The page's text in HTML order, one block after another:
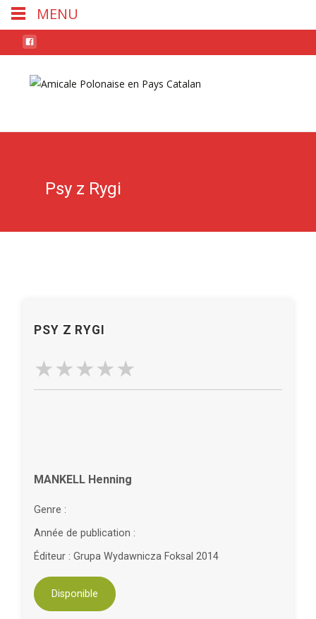
Psy z Rygi
PSY Z RYGI
MANKELL Henning
Genre :
Année de publication :
Éditeur : Grupa Wydawnicza Foksal 2014
Disponible
MENU